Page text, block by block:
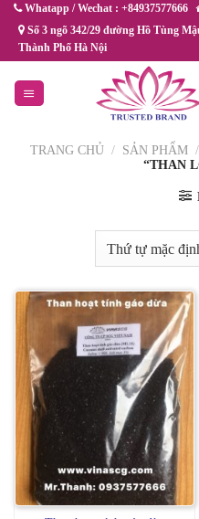
ChuyểnWhatapp / Wechat : +84937577666
Số 3 ngõ 342/29 đường Hồ Tùng
Thành Phố Hà Nội
TRANG CHỦ / SẢN PHẨM /
“THAN